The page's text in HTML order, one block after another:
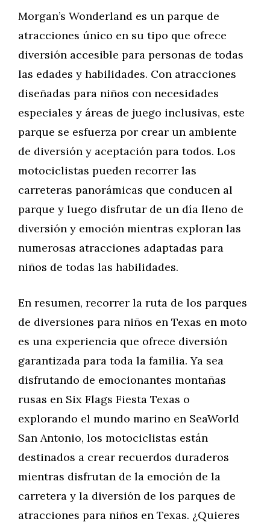
Morgan’s Wonderland es un parque de
atracciones único en su tipo que ofrece
diversión accesible para personas de todas
las edades y habilidades. Con atracciones
diseñadas para niños con necesidades
especiales y áreas de juego inclusivas, este
parque se esfuerza por crear un ambiente
de diversión y aceptación para todos. Los
motociclistas pueden recorrer las
carreteras panorámicas que conducen al
parque y luego disfrutar de un día lleno de
diversión y emoción mientras exploran las
numerosas atracciones adaptadas para
niños de todas las habilidades.
En resumen, recorrer la ruta de los parques
de diversiones para niños en Texas en moto
es una experiencia que ofrece diversión
garantizada para toda la familia. Ya sea
disfrutando de emocionantes montañas
rusas en Six Flags Fiesta Texas o
explorando el mundo marino en SeaWorld
San Antonio, los motociclistas están
destinados a crear recuerdos duraderos
mientras disfrutan de la emoción de la
carretera y la diversión de los parques de
atracciones para niños en Texas. ¿Quieres